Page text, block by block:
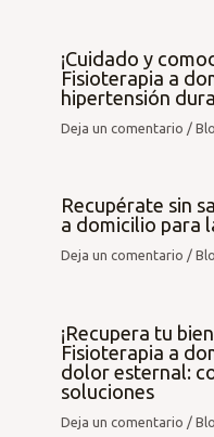
¡Cuidado y
Fisioterapia a
hipertensión
Deja un comentario /
Recupérate sin
a domicilio para
Deja un comentario /
¡Recupera tu
Fisioterapia a
dolor esternal:
soluciones
Deja un comentario /